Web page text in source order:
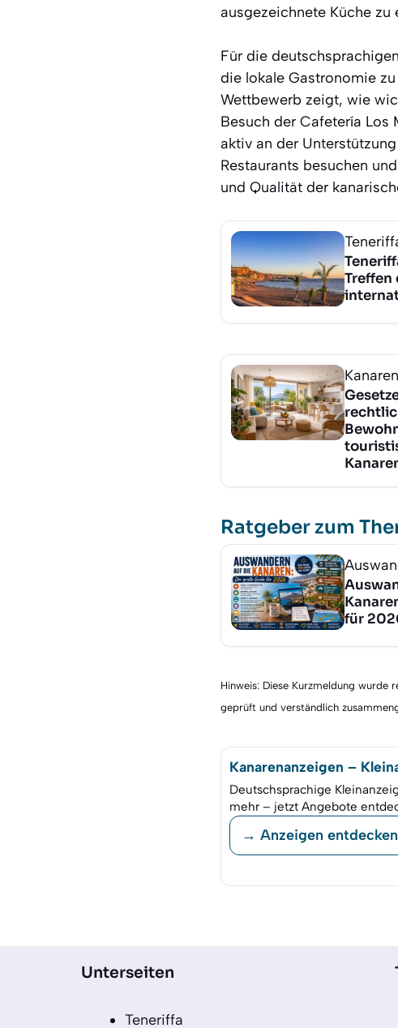
ausgezeichnete Küche zu
Für die
die lokale Gastronomie
Wettbewerb zeigt, wie
Besuch der Cafetería
aktiv an der
Restaurants besuchen
und Qualität der
Treffen
Ratgeber zum
für
Hinweis: Diese Kurzmeldung wurde
geprüft und verständlich
Kanarenanzeigen –
Deutschsprachige
mehr – jetzt Angebote
→ Anzeigen entdecken
Unterseiten
Teneriffa